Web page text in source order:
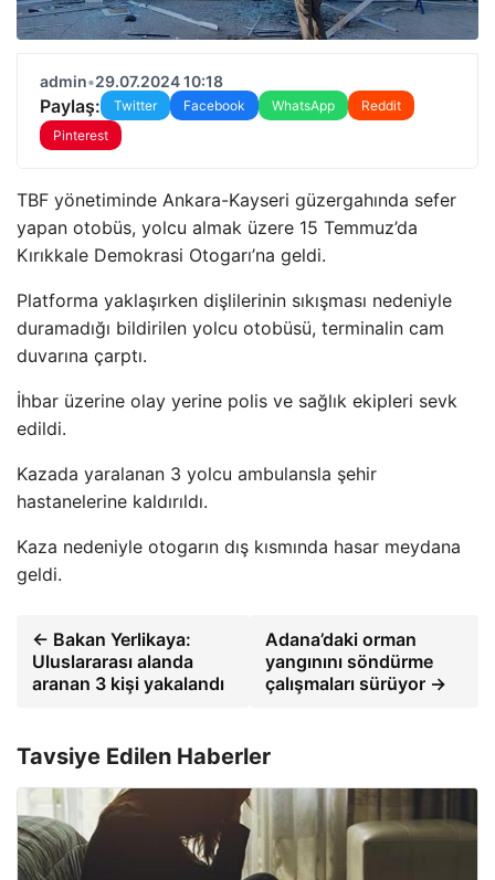
admin•29.07.2024 10:18
Paylaş: Twitter Facebook WhatsApp
Reddit
Pinterest
TBF yönetiminde Ankara-Kayseri güzergahında sefer
yapan otobüs, yolcu almak üzere 15 Temmuz’da
Kırıkkale Demokrasi Otogarı’na geldi.
Platforma yaklaşırken dişlilerinin sıkışması nedeniyle
duramadığı bildirilen yolcu otobüsü, terminalin cam
duvarına çarptı.
İhbar üzerine olay yerine polis ve sağlık ekipleri sevk
edildi.
Kazada yaralanan 3 yolcu ambulansla şehir
hastanelerine kaldırıldı.
Kaza nedeniyle otogarın dış kısmında hasar meydana
geldi.
← Bakan Yerlikaya:
Uluslararası alanda
aranan 3 kişi yakalandı
Adana’daki orman
yangınını söndürme
çalışmaları sürüyor →
Tavsiye Edilen Haberler